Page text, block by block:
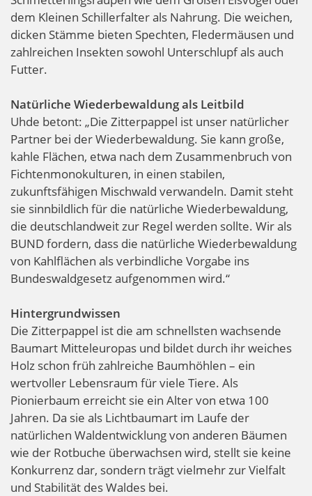
dem Kleinen Schillerfalter als Nahrung. Die weichen,
dicken Stämme bieten Spechten, Fledermäusen und
zahlreichen Insekten sowohl Unterschlupf als auch
Futter.
Natürliche Wiederbewaldung als Leitbild
Uhde betont: „Die Zitterpappel ist unser natürlicher
Partner bei der Wiederbewaldung. Sie kann große,
kahle Flächen, etwa nach dem Zusammenbruch von
Fichtenmonokulturen, in einen stabilen,
zukunftsfähigen Mischwald verwandeln. Damit steht
sie sinnbildlich für die natürliche Wiederbewaldung,
die deutschlandweit zur Regel werden sollte. Wir als
BUND fordern, dass die natürliche Wiederbewaldung
von Kahlflächen als verbindliche Vorgabe ins
Bundeswaldgesetz aufgenommen wird.“
Hintergrundwissen
Die Zitterpappel ist die am schnellsten wachsende
Baumart Mitteleuropas und bildet durch ihr weiches
Holz schon früh zahlreiche Baumhöhlen – ein
wertvoller Lebensraum für viele Tiere. Als
Pionierbaum erreicht sie ein Alter von etwa 100
Jahren. Da sie als Lichtbaumart im Laufe der
natürlichen Waldentwicklung von anderen Bäumen
wie der Rotbuche überwachsen wird, stellt sie keine
Konkurrenz dar, sondern trägt vielmehr zur Vielfalt
und Stabilität des Waldes bei.